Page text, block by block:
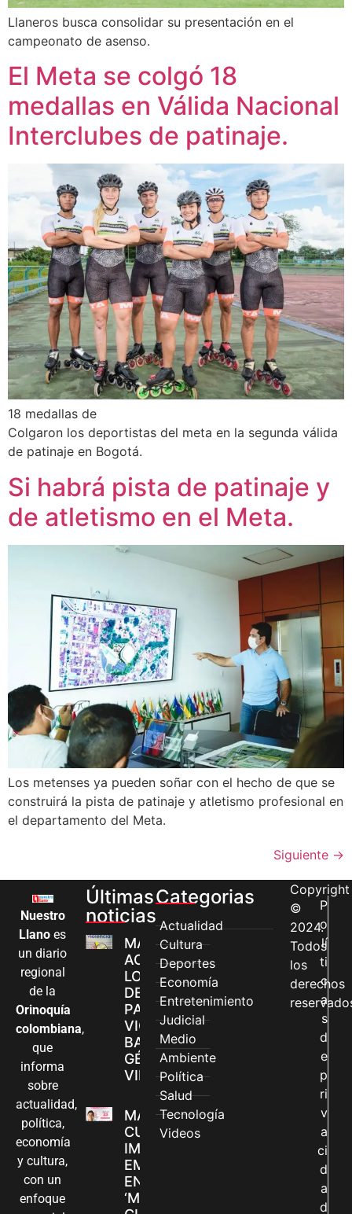
Llaneros busca consolidar su presentación en el
campeonato de asenso.
El Meta se colgó 18
medallas en Válida Nacional
Interclubes de patinaje.
18 medallas de
Colgaron los deportistas del meta en la segunda válida
de patinaje en Bogotá.
Si habrá pista de patinaje y
de atletismo en el Meta.
Los metenses ya pueden soñar con el hecho de que se
construirá la pista de patinaje y atletismo profesional en
el departamento del Meta.
Siguiente →
Nuestro
Llano es
un diario
regional
de la
Orinoquía
colombiana,
que
informa
sobre
actualidad,
política,
economía
y cultura,
con un
enfoque
Últimas
noticias
MÁS MUJERES
ACCEDEN A
LOS CANALES
DE ATENCIÓN
PARA
VIOLENCIAS
BASADAS EN
GÉNERO EN
VILLAVICENCIO
MADRES
CUIDADORAS
IMPULSAN SUS
EMPRENDIMIENTOS
EN LA FERIA
‘MANOS QUE
Categorias
Actualidad
Cultura
Deportes
Economía
Entretenimiento
Judicial
Medio
Ambiente
Política
Salud
Tecnología
Videos
Copyright
©
2024.
Todos
los
derechos
P
o
lí
ti
c
a
s
d
e
p
ri
v
a
ci
d
a
d